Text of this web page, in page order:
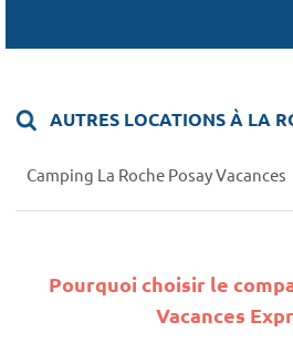
AUTRES LOCATIONS À LA
Camping La Roche Posay Vacances
Pourquoi choisir le
Vacances